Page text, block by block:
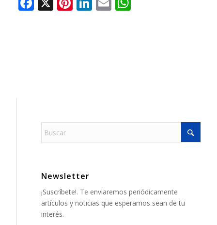
Newsletter
¡Suscríbete!. Te enviaremos periódicamente
artículos y noticias que esperamos sean de tu
interés.